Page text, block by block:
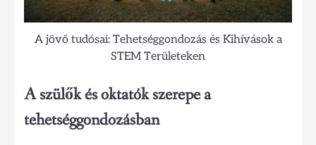
A jövő tudósai: Tehetséggondozás és Kihívások a
STEM Területeken
A szülők és oktatók szerepe a
tehetséggondozásban